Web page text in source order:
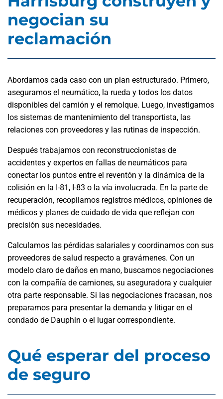
negocian su
reclamación
Abordamos cada caso con un plan estructurado. Primero,
aseguramos el neumático, la rueda y todos los datos
disponibles del camión y el remolque. Luego, investigamos
los sistemas de mantenimiento del transportista, las
relaciones con proveedores y las rutinas de inspección.
Después trabajamos con reconstruccionistas de
accidentes y expertos en fallas de neumáticos para
conectar los puntos entre el reventón y la dinámica de la
colisión en la I-81, I-83 o la vía involucrada. En la parte de
recuperación, recopilamos registros médicos, opiniones de
médicos y planes de cuidado de vida que reflejan con
precisión sus necesidades.
Calculamos las pérdidas salariales y coordinamos con sus
proveedores de salud respecto a gravámenes. Con un
modelo claro de daños en mano, buscamos negociaciones
con la compañía de camiones, su aseguradora y cualquier
otra parte responsable. Si las negociaciones fracasan, nos
preparamos para presentar la demanda y litigar en el
condado de Dauphin o el lugar correspondiente.
Qué esperar del proceso
de seguro